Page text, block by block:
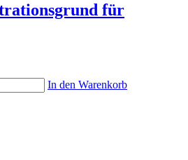
für
In den Warenkorb